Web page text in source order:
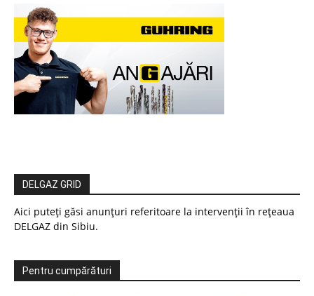
DELGAZ GRID
Aici puteți găsi anunțuri referitoare la intervenții în rețeaua
DELGAZ din Sibiu.
Pentru cumpărături